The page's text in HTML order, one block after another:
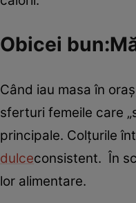
Obicei
Când iau masa în
sferturi femeile care
principale. Colţurile
dulceconsistent. În
lor alimentare.